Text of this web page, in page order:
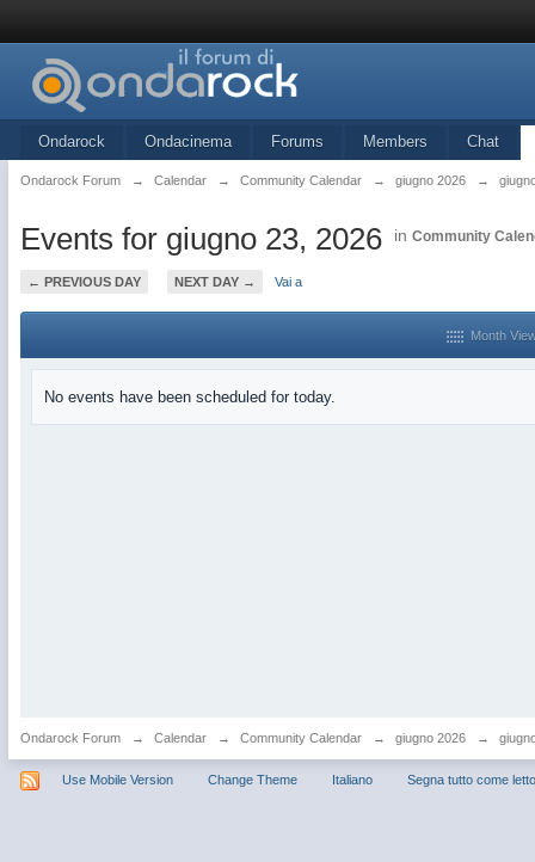
Ondarock Ondacinema Forums Members Chat
Ondarock Forum → Calendar → Community Calendar → giugno 2026 →
Events for giugno 23, 2026 in Community
← PREVIOUS DAY NEXT DAY → Vai a
Month
No events have been scheduled for today.
Ondarock Forum → Calendar → Community Calendar → giugno 2026 →
Use Mobile Version Change Theme Italiano Segna tutto come letto